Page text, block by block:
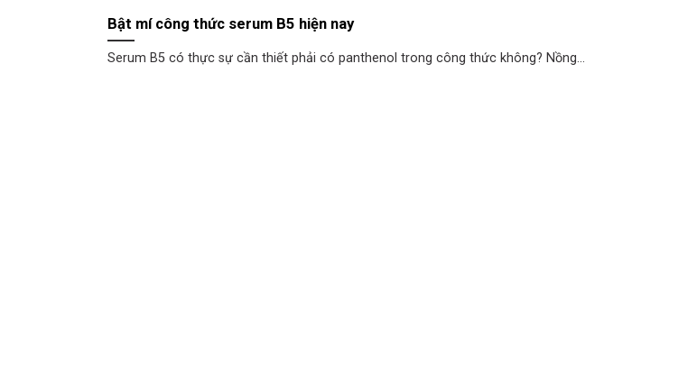
Bật mí công thức serum B5 hiện nay
Serum B5 có thực sự cần thiết phải có panthenol trong công thức không? Nồng...